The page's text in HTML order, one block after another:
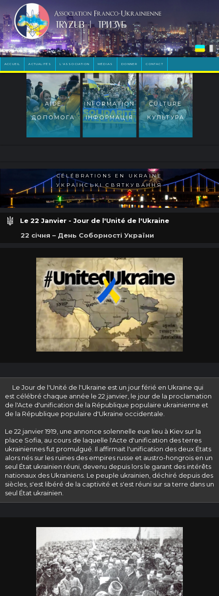
ACCUEIL ACTUALITÉS L'ASSOCIATION MÉDIAS DONNER CONTACT
AIDE
ДОПОМОГА
INFORMATION
ІНФОРМАЦІЯ
CULTURE
КУЛЬТУРА
CÉLÉBRATIONS EN UKRAINE
УКРАЇНСЬКІ СВЯТКУВАННЯ
Le 22 Janvier - Jour de l'Unité de l'Ukraine
22 січня – День Соборності України
Le Jour de l'Unité de l'Ukraine est un jour férié en Ukraine qui
est célébré chaque année le 22 janvier, le jour de la proclamation
de l'Acte d'unification de la République populaire ukrainienne et
de la République populaire d'Ukraine occidentale.
Le 22 janvier 1919, une annonce solennelle eue lieu à Kiev sur la
place Sofia, au cours de laquelle l'Acte d'unification des terres
ukrainiennes fut promulgué. Il affirmait l'unification des deux États
alors nés sur les ruines des empires russe et austro-hongrois en un
seul État ukrainien réuni, devenu depuis lors le garant des intérêts
nationaux des Ukrainiens. Le peuple ukrainien, déchiré depuis des
siècles, s'est libéré de la captivité et s'est réuni sur sa terre dans un
seul État ukrainien.